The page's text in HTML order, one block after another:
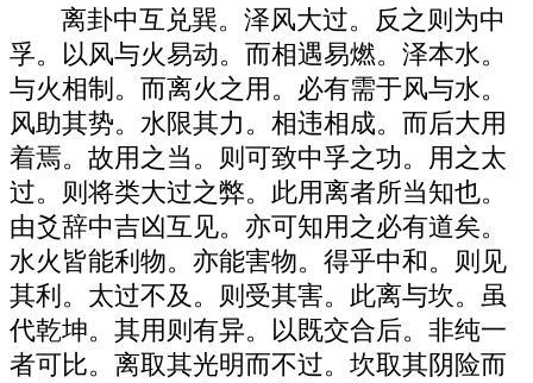
离卦中互兑巽。泽风大过。反之则为中
孚。以风与火易动。而相遇易燃。泽本水。
与火相制。而离火之用。必有需于风与水。
风助其势。水限其力。相违相成。而后大用
着焉。故用之当。则可致中孚之功。用之太
过。则将类大过之弊。此用离者所当知也。
由爻辞中吉凶互见。亦可知用之必有道矣。
水火皆能利物。亦能害物。得乎中和。则见
其利。太过不及。则受其害。此离与坎。虽
代乾坤。其用则有异。以既交合后。非纯一
者可比。离取其光明而不过。坎取其阴险而